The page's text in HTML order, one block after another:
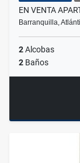
EN VENTA
Barranquilla,
2Alcobas
2 Baños